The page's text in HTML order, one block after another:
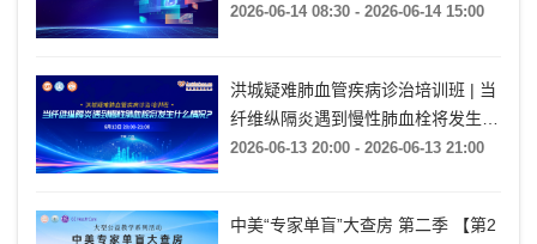
2026-06-14 08:30 - 2026-06-14 15:00
洪城疑难肺血管疾病诊治培训班 | 当
纤维纵隔炎遇到慢性肺血栓将发生什
么情况?
2026-06-13 20:00 - 2026-06-13 21:00
中美“专家单盲”大查房 第二季 【第2